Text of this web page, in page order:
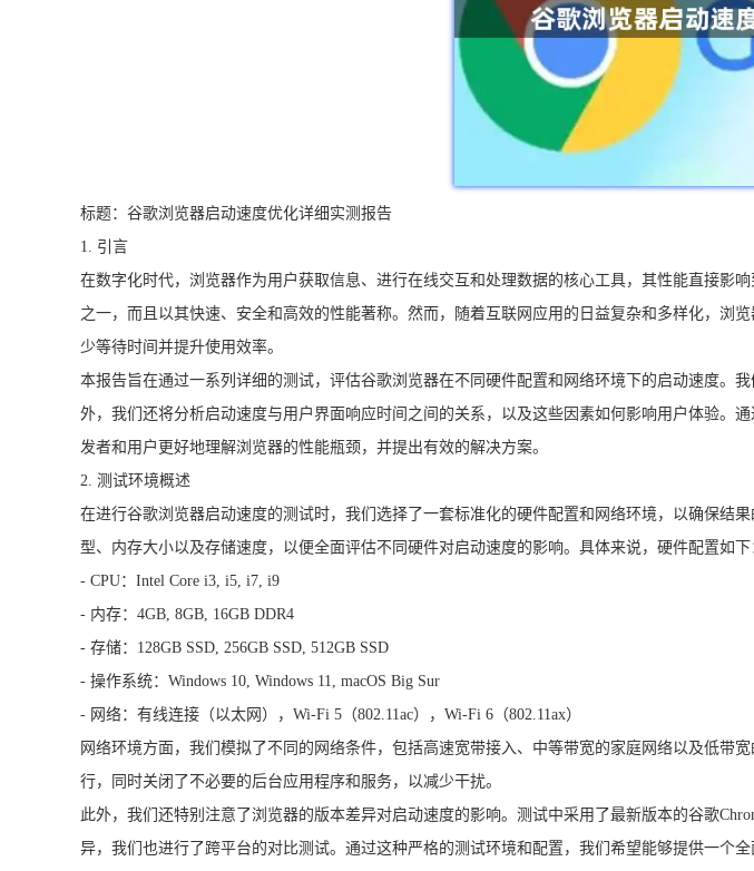
标题：谷歌浏览器启动速度优化详细实测报告
1. 引言
在数字化时代，浏览器作为用户获取信息、进行在线交互和处理数据的核心工具，其性能直接影
之一，而且以其快速、安全和高效的性能著称。然而，随着互联网应用的日益复杂和多样化，
少等待时间并提升使用效率。
本报告旨在通过一系列详细的测试，评估谷歌浏览器在不同硬件配置和网络环境下的启动速度。
外，我们还将分析启动速度与用户界面响应时间之间的关系，以及这些因素如何影响用户体验。
发者和用户更好地理解浏览器的性能瓶颈，并提出有效的解决方案。
2. 测试环境概述
在进行谷歌浏览器启动速度的测试时，我们选择了一套标准化的硬件配置和网络环境，以确保结
型、内存大小以及存储速度，以便全面评估不同硬件对启动速度的影响。具体来说，硬件配置如下
- CPU：Intel Core i3, i5, i7, i9
- 内存：4GB, 8GB, 16GB DDR4
- 存储：128GB SSD, 256GB SSD, 512GB SSD
- 操作系统：Windows 10, Windows 11, macOS Big Sur
- 网络：有线连接（以太网），Wi-Fi 5（802.11ac），Wi-Fi 6（802.11ax）
网络环境方面，我们模拟了不同的网络条件，包括高速宽带接入、中等带宽的家庭网络以及低
行，同时关闭了不必要的后台应用程序和服务，以减少干扰。
此外，我们还特别注意了浏览器的版本差异对启动速度的影响。测试中采用了最新版本的谷歌
异，我们也进行了跨平台的对比测试。通过这种严格的测试环境和配置，我们希望能够提供一个